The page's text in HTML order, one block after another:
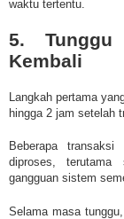
waktu tertentu.
5.
Kembali
Langkah pertama
hingga 2 jam setelah
Beberapa
diproses,
gangguan sistem
Selama masa